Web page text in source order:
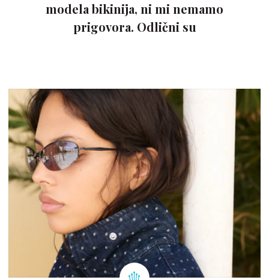
modela bikinija, ni mi nemamo
prigovora. Odlični su